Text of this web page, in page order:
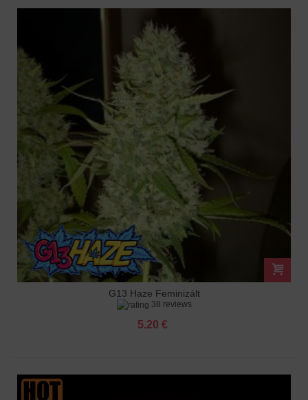
G13 Haze Feminizált
38 reviews
5.20 €